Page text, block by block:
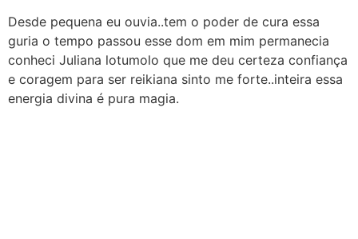
Desde pequena eu ouvia..tem o poder de cura essa
guria o tempo passou esse dom em mim permanecia
conheci Juliana lotumolo que me deu certeza confiança
e coragem para ser reikiana sinto me forte..inteira essa
energia divina é pura magia.